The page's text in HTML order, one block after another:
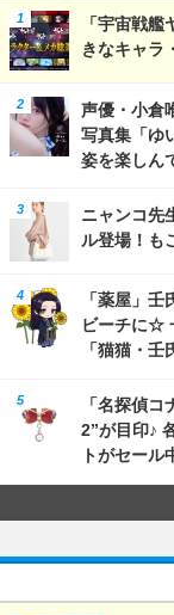
「宇宙戦
きなキャラ
声優・小倉
写真集「ゆ
姿を楽しん
ニャンコ先
ル登場！も
「薬屋」
ビーチに☆
「猫猫・壬
「名探偵
2”が目印♪
トがセール